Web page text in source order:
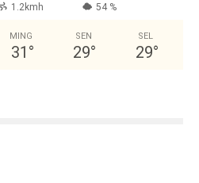
1.2kmh 54 %
MING
31 °
SEN
29°
SEL
29°